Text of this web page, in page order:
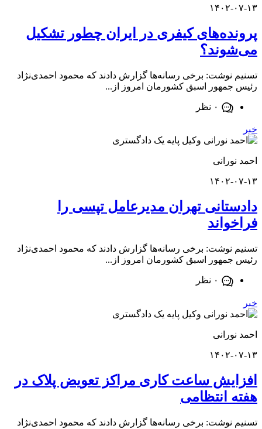
۱۳
کیفری در ایران چطور تشکیل
نوشت: برخی رسانه‌ها گزارش دادند که محمود احمدی‌نژاد
اسبق کشورمان امروز از...
۰ نظر
۱۳
تهران مدیرعامل تپسی را
نوشت: برخی رسانه‌ها گزارش دادند که محمود احمدی‌نژاد
اسبق کشورمان امروز از...
۰ نظر
۱۳
ساعت کاری مراکز تعویض پلاک در
انتظامی
نوشت: برخی رسانه‌ها گزارش دادند که محمود احمدی‌نژاد